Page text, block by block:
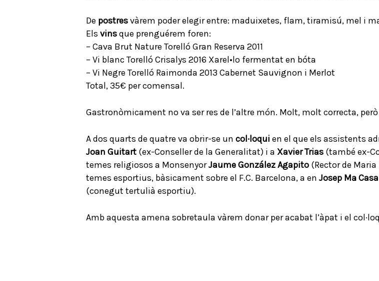
De postresvàrem poder elegir entre: maduixetes, flam, tiramisú, mel i
Els vinsque prenguérem foren:
– Cava Brut Nature Torelló Gran Reserva 2011
– Vi blanc Torelló Crisalys 2016 Xarel•lo fermentat en bóta
– Vi Negre Torelló Raimonda 2013 Cabernet Sauvignon i Merlot
Total, 35€ per comensal.
Gastronòmicament no va ser res de l’altre món. Molt, molt correcta,
A dos quarts de quatre va obrir-se un col·loqui en el que els assistents
Joan Guitart (ex-Conseller de la Generalitat) i a Xavier Trias (també ex-
temes religiosos a MonsenyorJaume González Agapito (Rector de
temes esportius, bàsicament sobre el F.C. Barcelona, a en Josep Mª
(conegut tertulià esportiu).
Amb aquesta amena sobretaula vàrem donar per acabat l’àpat i el